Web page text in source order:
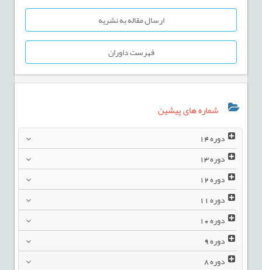
ارسال مقاله به نشریه
فهرست داوران
شماره های پیشین
دوره14
دوره13
دوره12
دوره11
دوره10
دوره9
دوره8